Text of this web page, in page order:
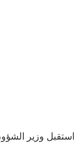
استقبل وزير